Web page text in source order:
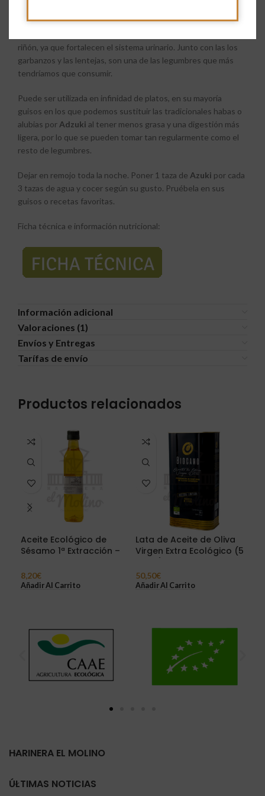
riñón, ya que fortalecen el sistema urinario. Junto con las los
garbanzos y las lentejas, son una de las legumbres que más
tendríamos que consumir.
Puede ser utilizada en infinidad de platos, en su mayoría
guisos en los que podemos sustituir las tradicionales habas o
alubias porAdzuki al tener menos grasa y una digestión más
ligera, por lo que se pueden tomar tan regularmente como el
resto de legumbres.
Dejar en remojo toda la noche. Poner 1 taza de Azuki por cada
3 tazas de agua y cocer según su gusto. Pruébela en sus
guisos o recetas favoritas.
Ficha técnica e información nutricional:
Información adicional
Valoraciones (1)
Envíos y Entregas
Tarífas de envío
Productos relacionados
Aceite Ecológico de
Sésamo 1ª Extracción –
8,20€
Añadir Al Carrito
Lata de Aceite de Oliva
Virgen Extra Ecológico (5
50,50€
Añadir Al Carrito
HARINERA EL MOLINO
ÚLTIMAS NOTICIAS